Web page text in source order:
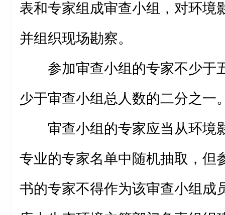
表和专家组成审查小组，对环境
并组织现场勘察。
参加审查小组的专家不少于
少于审查小组总人数的二分之一
审查小组的专家应当从环境
专业的专家名单中随机抽取，但
书的专家不得作为该审查小组成